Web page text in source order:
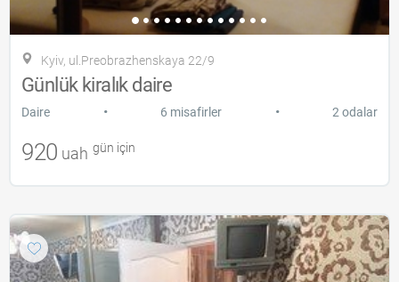
Kyiv, ul.Preobrazhenskaya 22/9
Günlük kiralık daire
Daire • 6 misafirler • 2 odalar
920 uah gün için